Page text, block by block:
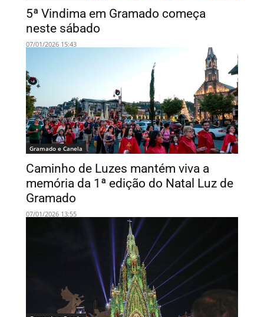
5ª Vindima em Gramado começa
neste sábado
07/01/2026 15:43
Gramado e Canela
Caminho de Luzes mantém viva a
memória da 1ª edição do Natal Luz de
Gramado
07/01/2026 13:55